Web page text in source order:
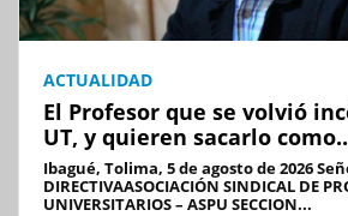
ACTUALIDAD
El Profesor que se volvió
UT, y quieren sacarlo
Ibagué, Tolima, 5 de agosto de 2026
DIRECTIVAASOCIACIÓN SINDICAL DE
UNIVERSITARIOS – ASPU SECCION...